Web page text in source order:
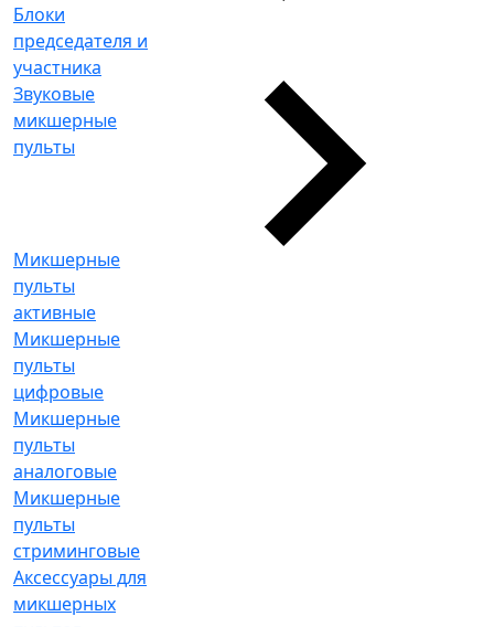
Блоки
председателя и
участника
Звуковые
микшерные
пульты
Микшерные
пульты
активные
Микшерные
пульты
цифровые
Микшерные
пульты
аналоговые
Микшерные
пульты
стриминговые
Аксессуары для
микшерных